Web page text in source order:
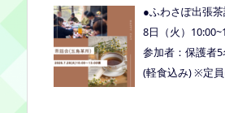
く、ご家族でお
●ふわさぽ出張
8日（火）
参加者：保護者
(軽食込み) ※定